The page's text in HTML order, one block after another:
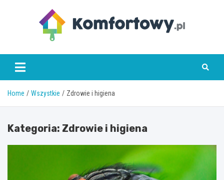
komfortowy.pl
Home Wszystkie Zdrowie i higiena
Kategoria: Zdrowie i higiena